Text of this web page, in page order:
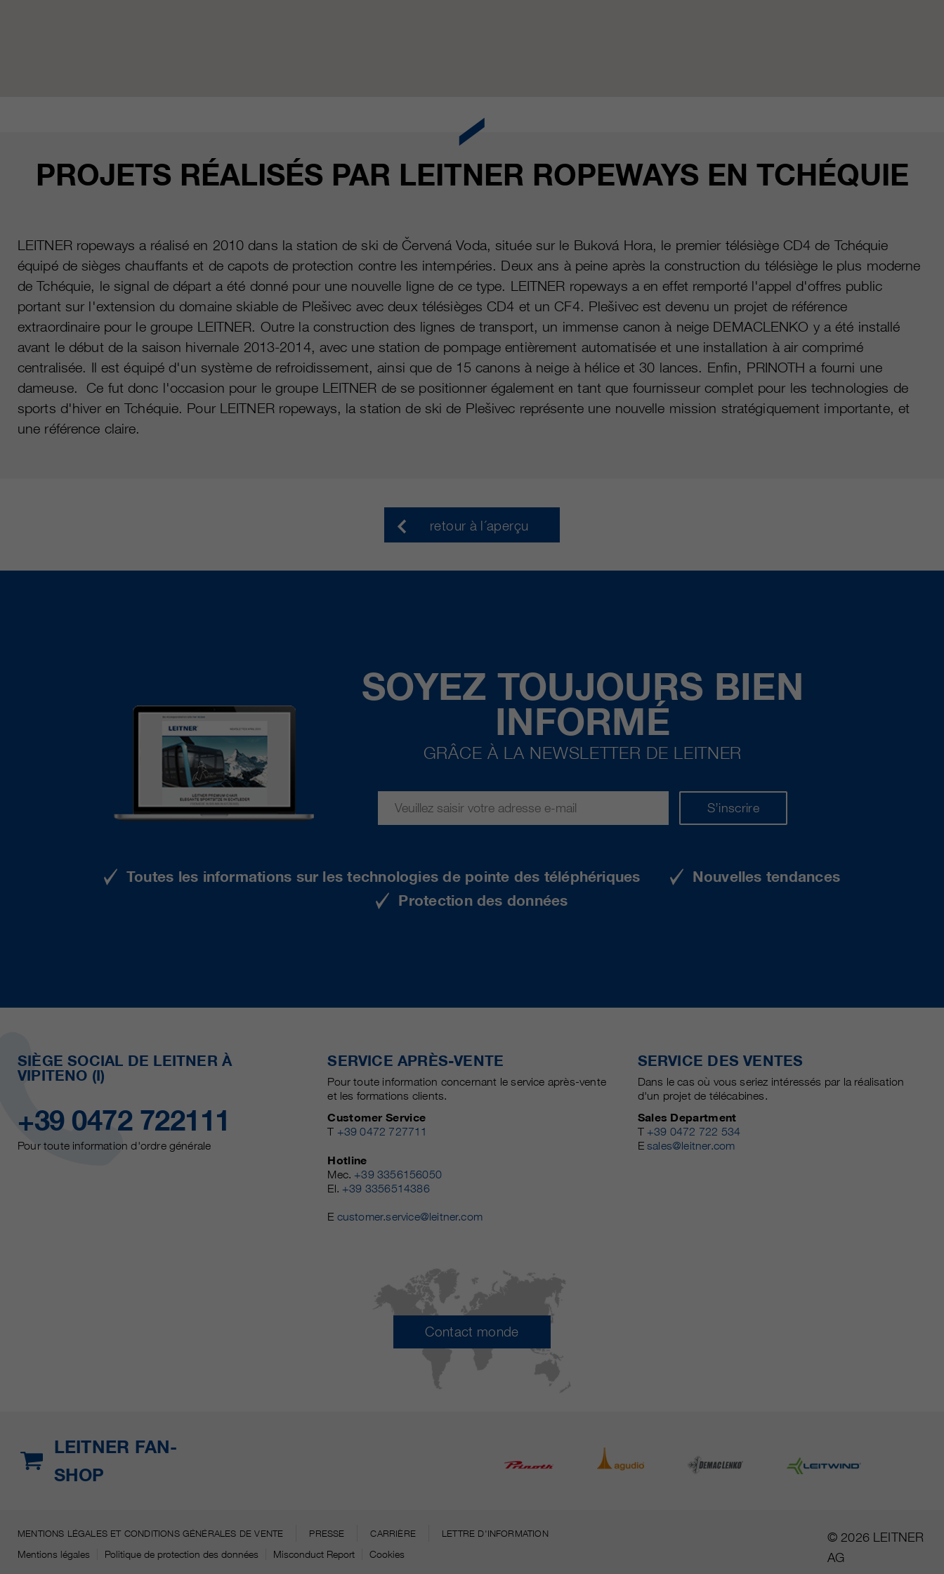
PROJETS RÉALISÉS PAR LEITNER ROPEWAYS EN TCHÉQUIE
LEITNER ropeways a réalisé en 2010 dans la station de ski de Červená Voda, située sur le Buková Hora, le premier télésiège CD4 de Tchéquie
équipé de sièges chauffants et de capots de protection contre les intempéries. Deux ans à peine après la construction du télésiège le plus moderne
de Tchéquie, le signal de départ a été donné pour une nouvelle ligne de ce type. LEITNER ropeways a en effet remporté l'appel d'offres public
portant sur l'extension du domaine skiable de Plešivec avec deux télésièges CD4 et un CF4. Plešivec est devenu un projet de référence
extraordinaire pour le groupe LEITNER. Outre la construction des lignes de transport, un immense canon à neige DEMACLENKO y a été installé
avant le début de la saison hivernale 2013-2014, avec une station de pompage entièrement automatisée et une installation à air comprimé
centralisée. Il est équipé d'un système de refroidissement, ainsi que de 15 canons à neige à hélice et 30 lances. Enfin, PRINOTH a fourni une
dameuse. Ce fut donc l'occasion pour le groupe LEITNER de se positionner également en tant que fournisseur complet pour les technologies de
sports d'hiver en Tchéquie. Pour LEITNER ropeways, la station de ski de Plešivec représente une nouvelle mission stratégiquement importante, et
une référence claire.
retour à l´aperçu
SOYEZ TOUJOURS BIEN
INFORMÉ
GRÂCE À LA NEWSLETTER DE LEITNER
S’inscrire
Toutes les informations sur les technologies de pointe des téléphériques
Nouvelles tendances
Protection des données
SIÈGE SOCIAL DE LEITNER À
VIPITENO (I)
+39 0472 722111
Pour toute information d'ordre générale
SERVICE APRÈS-VENTE
Pour toute information concernant le service après-vente
et les formations clients.
Customer Service
T +39 0472 727711
Hotline
Mec. +39 3356156050
El. +39 3356514386
E customer.service@leitner.com
SERVICE DES VENTES
Dans le cas où vous seriez intéressés par la réalisation
d'un projet de télécabines.
Sales Department
T +39 0472 722 534
Esales@leitner.com
Contact monde
LEITNER FAN-
SHOP
MENTIONS LÉGALES ET CONDITIONS GÉNÉRALES DE VENTE PRESSE CARRIÈRE LETTRE D'INFORMATION
Mentions légales Politique de protection des données Misconduct Report Cookies
© 2026 LEITNER
AG